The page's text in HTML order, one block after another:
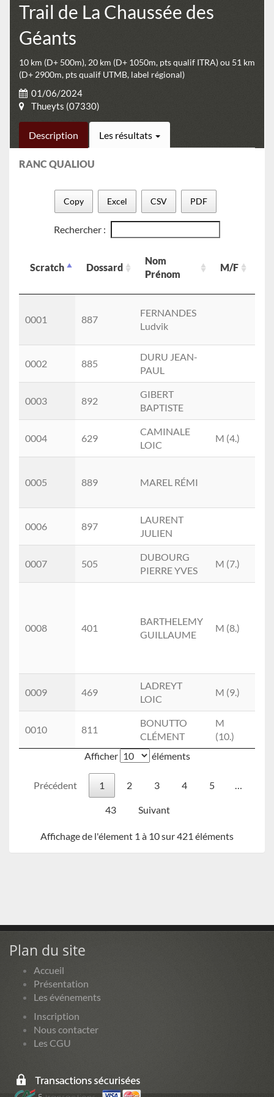
Trail de La Chaussée des
Géants
10 km (D+ 500m), 20 km (D+ 1050m, pts qualif ITRA) ou 51 km
(D+ 2900m, pts qualif UTMB, label régional)
01/06/2024
Thueyts (07330)
Description Les résultats
RANC QUALIOU
Copy Excel CSV PDF
Rechercher :
Scratch Dossard
Nom
Prénom
M/F
Prénom
0001
887
FERNANDES
Ludvik
0002 885
DURU JEAN-
PAUL
0003 892
GIBERT
BAPTISTE
0004 629
CAMINALE
LOIC
M (4.)
0005 889 MAREL RÉMI
0006 897
LAURENT
JULIEN
0007 505
DUBOURG
PIERRE YVES
M (7.)
0008 401
BARTHELEMY
GUILLAUME
M (8.)
0009 469
LADREYT
LOIC
M (9.)
0010 811
BONUTTO
CLÉMENT
M
(10.)
Afficher
éléments
Précédent 1 2 3 4 5 …
43 Suivant
Affichage de l'élement 1 à 10 sur 421 éléments
Plan du site
Accueil
Présentation
Les événements
Inscription
Nous contacter
Les CGU